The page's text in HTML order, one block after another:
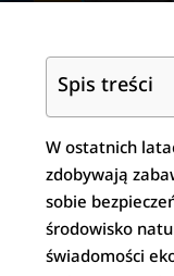
Spis treści
W ostatnich
zdobywają
sobie
środowisko
świadomości